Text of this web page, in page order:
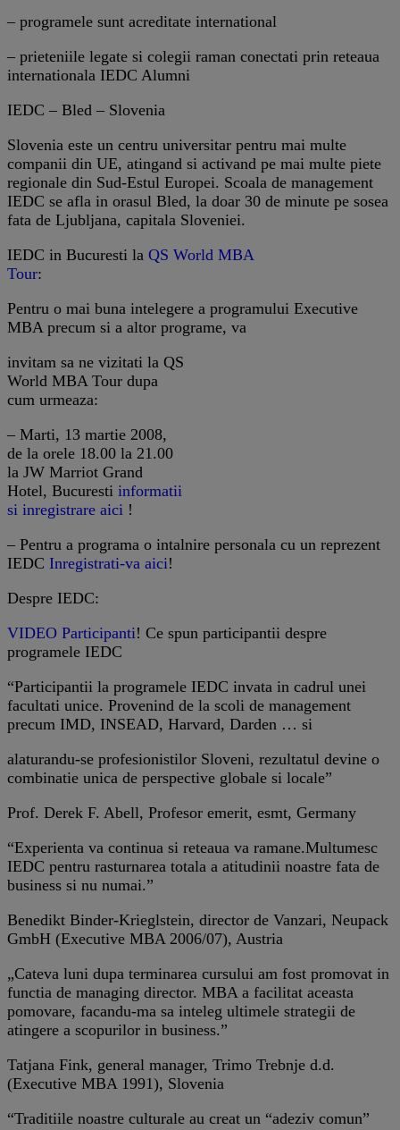
– programele sunt acreditate international
– prieteniile legate si colegii raman conectati prin reteaua
internationala IEDC Alumni
IEDC – Bled – Slovenia
Slovenia este un centru universitar pentru mai multe
companii din UE, atingand si activand pe mai multe piete
regionale din Sud-Estul Europei. Scoala de management
IEDC se afla in orasul Bled, la doar 30 de minute pe sosea
fata de Ljubljana, capitala Sloveniei.
IEDC in Bucuresti la QS World MBA
Tour:
Pentru o mai buna intelegere a programului Executive
MBA precum si a altor programe, va
invitam sa ne vizitati la QS
World MBA Tour dupa
cum urmeaza:
– Marti, 13 martie 2008,
de la orele 18.00 la 21.00
la JW Marriot Grand
Hotel, Bucuresti informatii
si inregistrare aici !
– Pentru a programa o intalnire personala cu un reprezent
IEDC Inregistrati-va aici!
Despre IEDC:
VIDEO Participanti! Ce spun participantii despre
programele IEDC
“Participantii la programele IEDC invata in cadrul unei
facultati unice. Provenind de la scoli de management
precum IMD, INSEAD, Harvard, Darden … si
alaturandu-se profesionistilor Sloveni, rezultatul devine o
combinatie unica de perspective globale si locale”
Prof. Derek F. Abell, Profesor emerit, esmt, Germany
“Experienta va continua si reteaua va ramane.Multumesc
IEDC pentru rasturnarea totala a atitudinii noastre fata de
business si nu numai.”
Benedikt Binder-Krieglstein, director de Vanzari, Neupack
GmbH (Executive MBA 2006/07), Austria
„Cateva luni dupa terminarea cursului am fost promovat in
functia de managing director. MBA a facilitat aceasta
pomovare, facandu-ma sa inteleg ultimele strategii de
atingere a scopurilor in business.”
Tatjana Fink, general manager, Trimo Trebnje d.d.
(Executive MBA 1991), Slovenia
“Traditiile noastre culturale au creat un “adeziv comun”